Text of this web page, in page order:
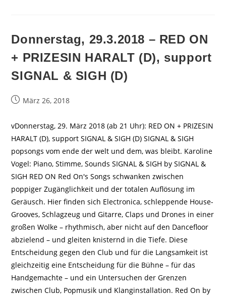
Donnerstag, 29.3.2018 – RED ON
+ PRIZESIN HARALT (D), support
SIGNAL & SIGH (D)
BeitragMärz 26, 2018
vDonnerstag, 29. März 2018 (ab 21 Uhr): RED ON + PRIZESIN
HARALT (D), support SIGNAL & SIGH (D) SIGNAL & SIGH
popsongs vom ende der welt und dem, was bleibt. Karoline
Vogel: Piano, Stimme, Sounds SIGNAL & SIGH by SIGNAL &
SIGH RED ON Red On's Songs schwanken zwischen
poppiger Zugänglichkeit und der totalen Auflösung im
Geräusch. Hier finden sich Electronica, schleppende House-
Grooves, Schlagzeug und Gitarre, Claps und Drones in einer
großen Wolke – rhythmisch, aber nicht auf den Dancefloor
abzielend – und gleiten knisternd in die Tiefe. Diese
Entscheidung gegen den Club und für die Langsamkeit ist
gleichzeitig eine Entscheidung für die Bühne – für das
Handgemachte – und ein Untersuchen der Grenzen
zwischen Club, Popmusik und Klanginstallation. Red On by